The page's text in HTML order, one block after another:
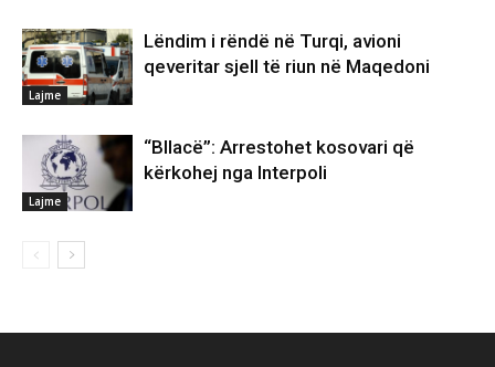
Lajme
Lëndim i rëndë në Turqi, avioni
qeveritar sjell të riun në Maqedoni
Lajme
“Bllacë”: Arrestohet kosovari që
kërkohej nga Interpoli